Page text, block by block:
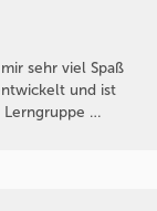
sehr viel Spaß
und ist
Lerngruppe …